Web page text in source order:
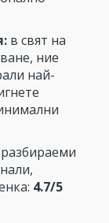
в свят на
ние
най-
разбираеми
4.7/5